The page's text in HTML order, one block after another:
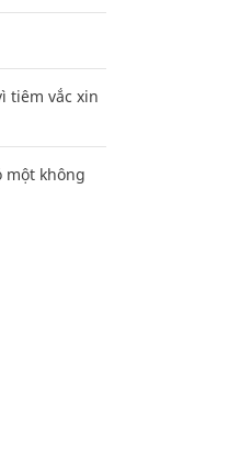
tiêm vắc xin
một không